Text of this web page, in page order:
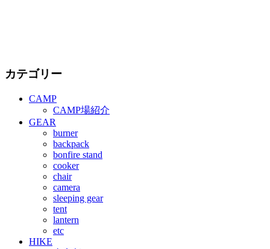
カテゴリー
CAMP
CAMP場紹介
GEAR
burner
backpack
bonfire stand
cooker
chair
camera
sleeping gear
tent
lantern
etc
HIKE